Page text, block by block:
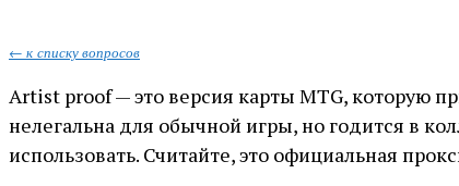
← к списку вопросов
Artist proof — это версия карты MTG, которую
нелегальна для обычной игры, но годится в
использовать. Считайте, это официальная